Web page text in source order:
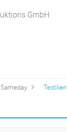
Sameday Textilien